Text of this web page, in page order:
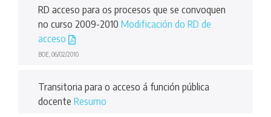
RD acceso para os procesos que se convoquen
no curso 2009-2010 Modificación do RD de
acceso
BOE, 06/02/2010
Transitoria para o acceso á función pública
docente Resumo